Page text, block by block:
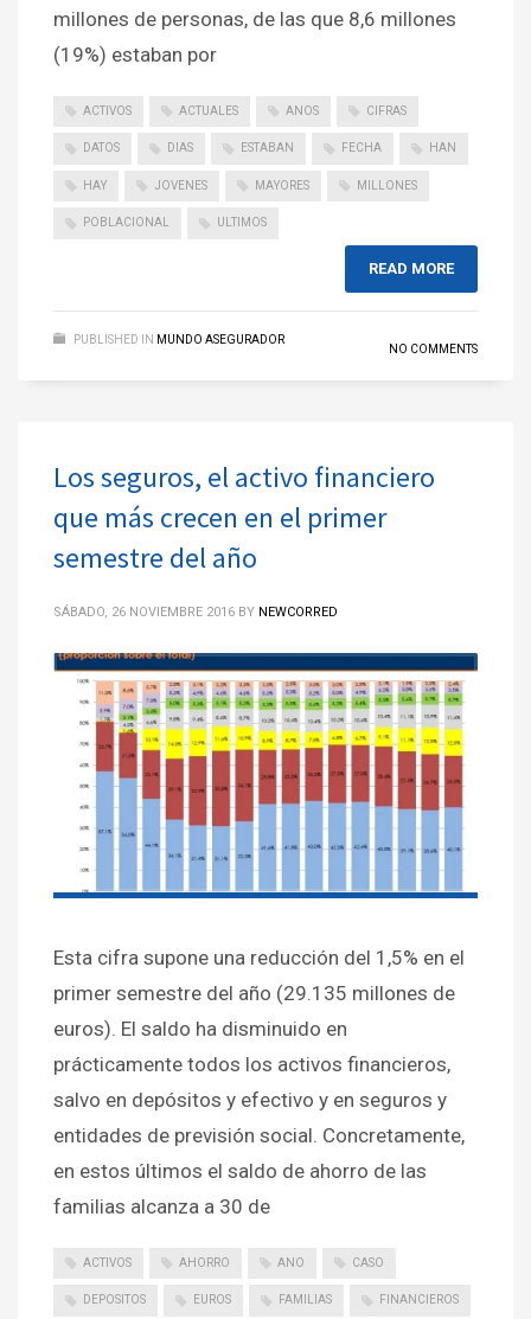
millones de personas, de las que 8,6 millones
(19%) estaban por
ACTIVOS ACTUALES ANOS CIFRAS
DATOS DIAS ESTABAN FECHA HAN
HAY JOVENES MAYORES MILLONES
POBLACIONAL ULTIMOS
READ MORE
PUBLISHED IN MUNDO ASEGURADOR
NO COMMENTS
Los seguros, el activo financiero
que más crecen en el primer
semestre del año
SÁBADO, 26 NOVIEMBRE 2016 BY NEWCORRED
Esta cifra supone una reducción del 1,5% en el
primer semestre del año (29.135 millones de
euros). El saldo ha disminuido en
prácticamente todos los activos financieros,
salvo en depósitos y efectivo y en seguros y
entidades de previsión social. Concretamente,
en estos últimos el saldo de ahorro de las
familias alcanza a 30 de
ACTIVOS AHORRO ANO CASO
DEPOSITOS EUROS FAMILIAS FINANCIEROS